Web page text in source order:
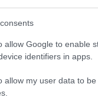
allow Google to enable
identifiers in apps.
allow my user data to
de ADRs estava
se consolidar.
com
como uma porta
o que está por